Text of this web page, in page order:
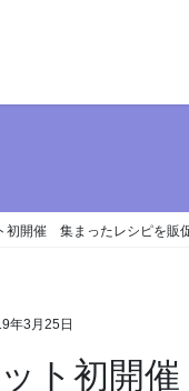
初開催 集まったレシピを販
年3月25日
ト初開